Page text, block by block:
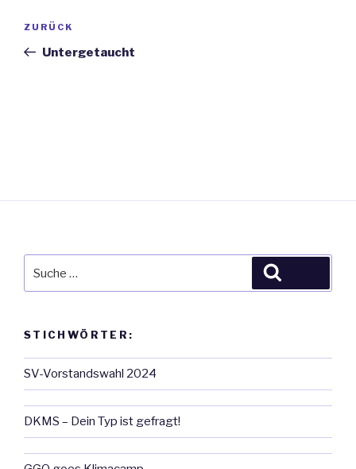
Beitragsnavigation
Vorheriger
Beitrag
ZURÜCK
Untergetaucht
STICHWÖRTER:
SV-Vorstandswahl 2024
DKMS – Dein Typ ist gefragt!